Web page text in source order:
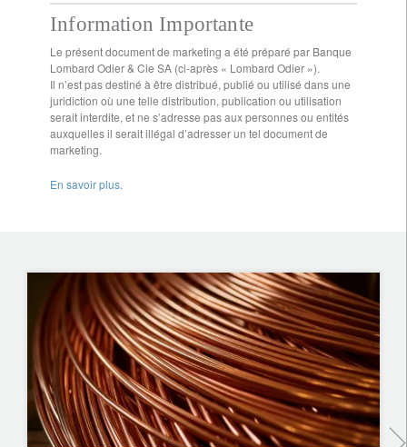
Information Importante
Le présent document de marketing a été préparé par Banque
Lombard Odier & Cie SA (ci-après « Lombard Odier »).
Il n’est pas destiné à être distribué, publié ou utilisé dans une
juridiction où une telle distribution, publication ou utilisation
serait interdite, et ne s’adresse pas aux personnes ou entités
auxquelles il serait illégal d’adresser un tel document de
marketing.
En savoir plus.